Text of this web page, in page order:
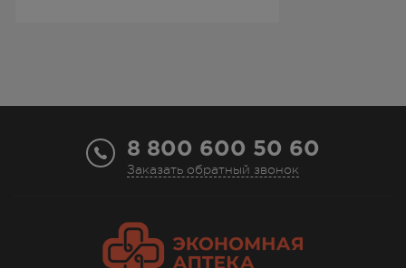
8 800 600 50 60
Заказать обратный звонок